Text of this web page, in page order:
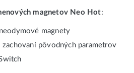
magnetov Neo Hot:
magnety
zachovaní pôvodných parametrov